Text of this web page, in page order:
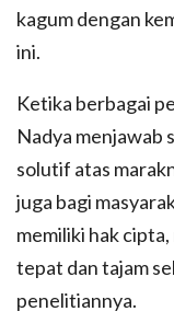
kagum dengan
ini.
Ketika berbagai
Nadya menjawab
solutif atas
juga bagi
memiliki hak
tepat dan tajam
penelitiannya.